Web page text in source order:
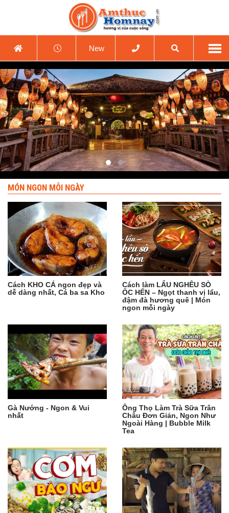
New
MÓN NGON MỖI NGÀY
Cách KHO CÁ ngon đẹp và
dễ dàng nhất, Cá ba sa Kho
Cách làm LẨU NGHÊU SÒ
ỐC HẾN – Ngọt thanh vị lẩu,
đậm đà hương quê | Món
ngon mỗi ngày
Gà Nướng - Ngon & Vui
nhất
Ông Thọ Làm Trà Sữa Trân
Châu Đơn Giản, Ngon Như
Ngoài Hàng | Bubble Milk
Tea